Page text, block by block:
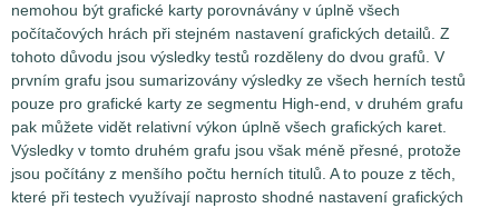
nemohou být grafické karty porovnávány v úplně všech
počítačových hrách při stejném nastavení grafických detailů. Z
tohoto důvodu jsou výsledky testů rozděleny do dvou grafů. V
prvním grafu jsou sumarizovány výsledky ze všech herních testů
pouze pro grafické karty ze segmentu High-end, v druhém grafu
pak můžete vidět relativní výkon úplně všech grafických karet.
Výsledky v tomto druhém grafu jsou však méně přesné, protože
jsou počítány z menšího počtu herních titulů. A to pouze z těch,
které při testech využívají naprosto shodné nastavení grafických